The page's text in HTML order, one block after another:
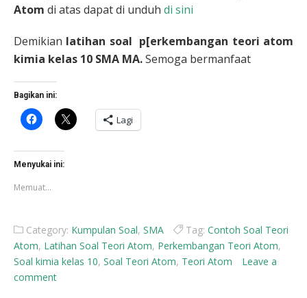
Atom di atas dapat di unduh di sini
Demikian latihan soal p[erkembangan teori atom
kimia kelas 10 SMA MA.Semoga bermanfaat
Bagikan ini:
Klik
untuk
Facebook(Membuka
di
jendela
baru)
Klik
untuk
berbagi
Lagi
Menyukai ini:
Memuat...
Category: Kumpulan Soal, SMA Tag: Contoh Soal Teori
Atom, Latihan Soal Teori Atom, Perkembangan Teori Atom,
Soal kimia kelas 10, Soal Teori Atom, Teori Atom
Leave a
comment